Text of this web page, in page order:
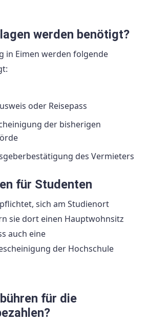
werden benötigt?
in Eimen werden folgende
oder Reisepass
der bisherigen
des Vermieters
für Studenten
sich am Studienort
sie dort einen Hauptwohnsitz
auch eine
der Hochschule
für die